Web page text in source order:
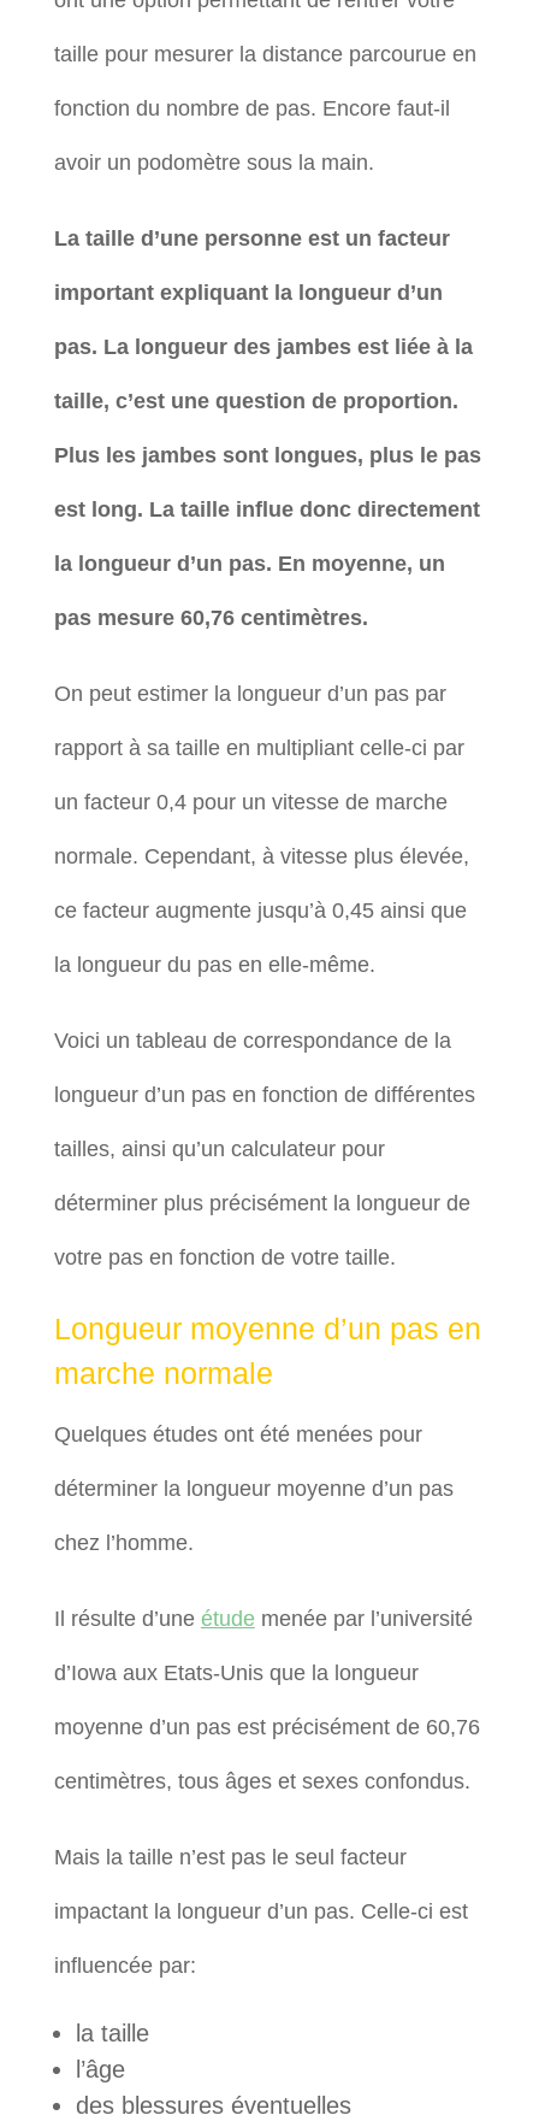
taille pour mesurer la distance parcourue en
fonction du nombre de pas. Encore faut-il
avoir un podomètre sous la main.
La taille d’une personne est un facteur
important expliquant la longueur d’un
pas. La longueur des jambes est liée à la
taille, c’est une question de proportion.
Plus les jambes sont longues, plus le pas
est long. La taille influe donc directement
la longueur d’un pas. En moyenne, un
pas mesure 60,76 centimètres.
On peut estimer la longueur d’un pas par
rapport à sa taille en multipliant celle-ci par
un facteur 0,4 pour un vitesse de marche
normale. Cependant, à vitesse plus élevée,
ce facteur augmente jusqu’à 0,45 ainsi que
la longueur du pas en elle-même.
Voici un tableau de correspondance de la
longueur d’un pas en fonction de différentes
tailles, ainsi qu’un calculateur pour
déterminer plus précisément la longueur de
votre pas en fonction de votre taille.
Longueur moyenne d’un pas en
marche normale
Quelques études ont été menées pour
déterminer la longueur moyenne d’un pas
chez l’homme.
Il résulte d’une étudemenée par l’université
d’Iowa aux Etats-Unis que la longueur
moyenne d’un pas est précisément de 60,76
centimètres, tous âges et sexes confondus.
Mais la taille n’est pas le seul facteur
impactant la longueur d’un pas. Celle-ci est
influencée par:
la taille
l’âge
des blessures éventuelles